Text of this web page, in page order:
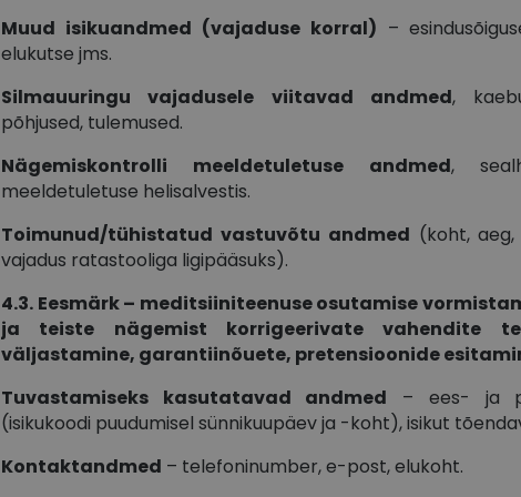
Muud isikuandmed (vajaduse korral) –
elukutse jms.
Silmauuringu vajadusele viitavad andmed,
põhjused, tulemused.
Nägemiskontrolli meeldetuletuse andmed,
meeldetuletuse helisalvestis.
Toimunud/tühistatud vastuvõtu andmed (koht,
vajadus ratastooliga ligipääsuks).
4.3. Eesmärk – meditsiiniteenuse osutamise
ja teiste nägemist korrigeerivate vahendite
väljastamine, garantiinõuete, pretensioonide
Tuvastamiseks kasutatavad andmed – ees- ja
(isikukoodi puudumisel sünnikuupäev ja -koht), isikut
Kontaktandmed – telefoninumber, e-post, elukoht.